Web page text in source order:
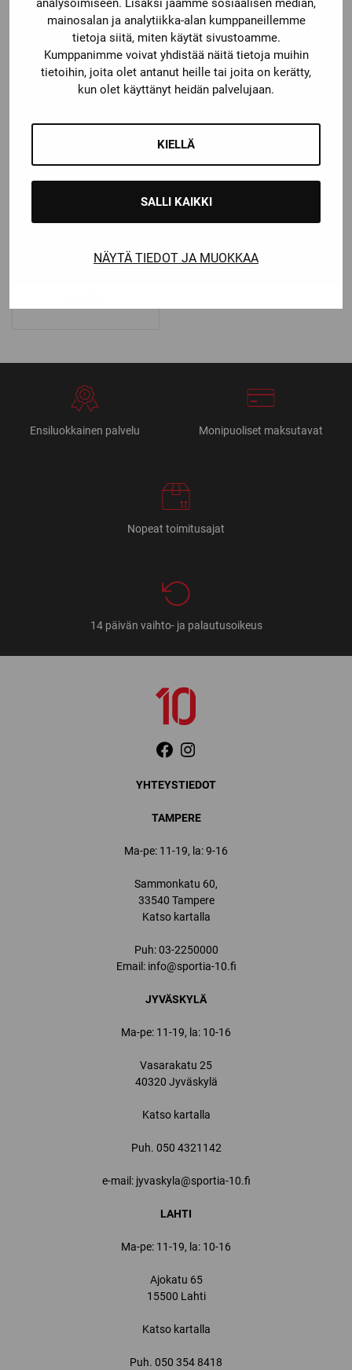
analysoimiseen. Lisäksi jaamme sosiaalisen median,
mainosalan ja analytiikka-alan kumppaneillemme
tietoja siitä, miten käytät sivustoamme.
Kumppanimme voivat yhdistää näitä tietoja muihin
tietoihin, joita olet antanut heille tai joita on kerätty,
kun olet käyttänyt heidän palvelujaan.
KIELLÄ
SALLI KAIKKI
NÄYTÄ TIEDOT JA MUOKKAA
KYYNÄRSUOJAT
139,00€
17 JÄÄKIEKKOHOUSUT
Katso kaikki vaihtoehdot
34,90€
Bauer
Ensiluokkainen palvelu Monipuoliset maksutavat
Nopeat toimitusajat
14 päivän vaihto- ja palautusoikeus
YHTEYSTIEDOT
TAMPERE
Ma-pe: 11-19, la: 9-16
Sammonkatu 60,
33540 Tampere
Katso kartalla
Puh:03-2250000
Email: info@sportia-10.fi
JYVÄSKYLÄ
Ma-pe: 11-19, la: 10-16
Vasarakatu 25
40320 Jyväskylä
Katso kartalla
Puh. 050 4321142
e-mail: jyvaskyla@sportia-10.fi
LAHTI
Ma-pe: 11-19, la: 10-16
Ajokatu 65
15500 Lahti
Katso kartalla
Puh. 050 354 8418